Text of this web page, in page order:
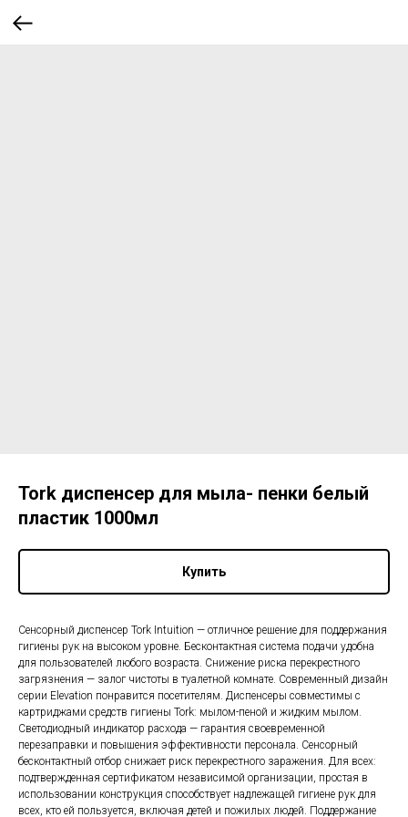
Tork диспенсер для мыла- пенки белый
пластик 1000мл
Купить
Сенсорный диспенсер Tork Intuition — отличное решение для поддержания
гигиены рук на высоком уровне. Бесконтактная система подачи удобна
для пользователей любого возраста. Снижение риска перекрестного
загрязнения — залог чистоты в туалетной комнате. Современный дизайн
серии Elevation понравится посетителям. Диспенсеры совместимы с
картриджами средств гигиены Tork: мылом-пеной и жидким мылом.
Светодиодный индикатор расхода — гарантия своевременной
перезаправки и повышения эффективности персонала. Сенсорный
бесконтактный отбор снижает риск перекрестного заражения. Для всех:
подтвержденная сертификатом независимой организации, простая в
использовании конструкция способствует надлежащей гигиене рук для
всех, кто ей пользуется, включая детей и пожилых людей. Поддержание